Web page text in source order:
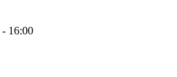
- 16:00